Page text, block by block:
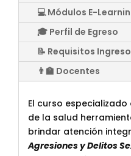
GES86
cantidad
💻 Módulos E-
🎓 Perfil de Egreso
📝 Requisitos Ingreso
👨‍🏫 Docentes
El curso
de la salud
brindar atención
Agresiones y Delitos